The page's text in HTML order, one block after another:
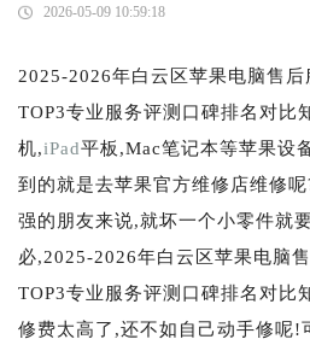
2026-05-09 10:59:18
2025-2026年白云区苹果电脑售后
TOP3专业服务评测口碑排名对比
机,iPad平板,Mac笔记本等苹果设
到的就是去苹果官方维修店维修
强的朋友来说,就坏一个小零件就
必,2025-2026年白云区苹果电脑
TOP3专业服务评测口碑排名对比
修费太高了,还不如自己动手修呢!